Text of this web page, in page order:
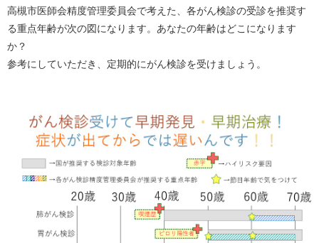
高槻市医師会精度管理委員会で考えた、各がん検診の受診を推奨す
る重点年齢が次の図になります。あなたの年齢はどこになります
か？
参考にしていただき、定期的にがん検診を受けましょう。